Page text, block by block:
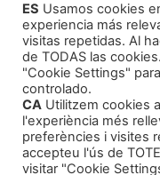
Consultor
Cómo
Agentes
ES Usamos cookies
experiencia más
visitas repetidas. Al
de TODAS las
"Cookie Settings"
controlado.
CA Utilitzem cookies
l'experiència més
preferències i visites
accepteu l'ús de
visitar "Cookie